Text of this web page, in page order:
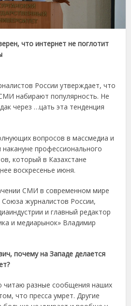
что интернет не поглотит
России утверждает, что
набирают популярность. Не
через …цать эта тенденция
вопросов в массмедиа и
профессионального
который в Казахстане
воскресенье июня.
СМИ в современном мире
Союза журналистов России,
и главный редактор
и медиарынок» Владимир
почему на Западе делается
читаю разные сообщения наших
что пресса умрет. Другие